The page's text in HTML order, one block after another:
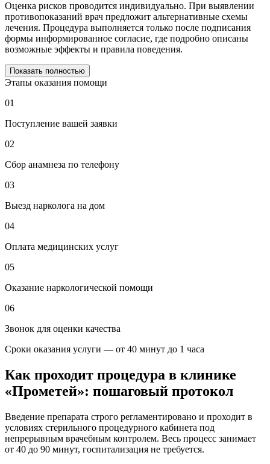
Оценка рисков проводится индивидуально. При выявлении
противопоказаний врач предложит альтернативные схемы
лечения. Процедура выполняется только после подписания
формы информированное согласие, где подробно описаны
возможные эффекты и правила поведения.
Показать полностью
Этапы оказания помощи
01
Поступление вашей заявки
02
Сбор анамнеза по телефону
03
Выезд нарколога на дом
04
Оплата медицинских услуг
05
Оказание наркологической помощи
06
Звонок для оценки качества
Сроки оказания услуги — от 40 минут до 1 часа
Как проходит процедура в клинике
«Прометей»: пошаговый протокол
Введение препарата строго регламентировано и проходит в
условиях стерильного процедурного кабинета под
непрерывным врачебным контролем. Весь процесс занимает
от 40 до 90 минут, госпитализация не требуется.